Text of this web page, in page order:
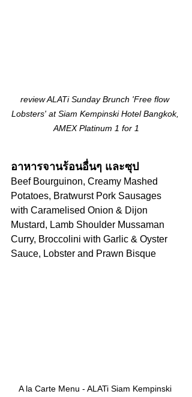
review ALATi Sunday Brunch 'Free flow
Lobsters' at Siam Kempinski Hotel Bangkok,
AMEX Platinum 1 for 1
อาหารจานร้อนอื่นๆ และซุป
Beef Bourguinon, Creamy Mashed
Potatoes, Bratwurst Pork Sausages
with Caramelised Onion & Dijon
Mustard, Lamb Shoulder Mussaman
Curry, Broccolini with Garlic & Oyster
Sauce, Lobster and Prawn Bisque
A la Carte Menu - ALATi Siam Kempinski